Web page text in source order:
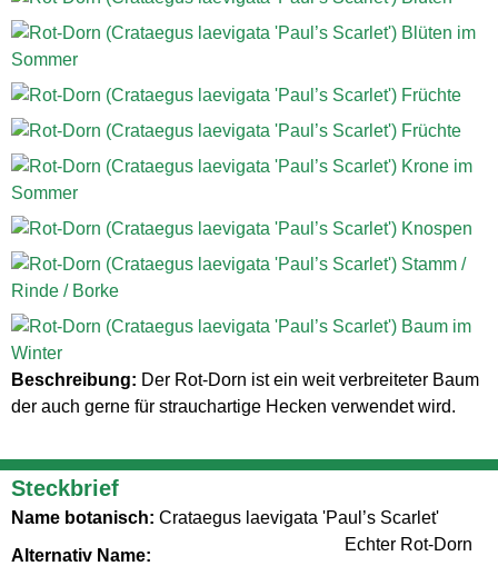
Beschreibung: Der Rot-Dorn ist ein weit verbreiteter Baum
der auch gerne für strauchartige Hecken verwendet wird.
Steckbrief
Name botanisch: Crataegus laevigata 'Paul’s Scarlet'
Alternativ Name:
Echter Rot-Dorn